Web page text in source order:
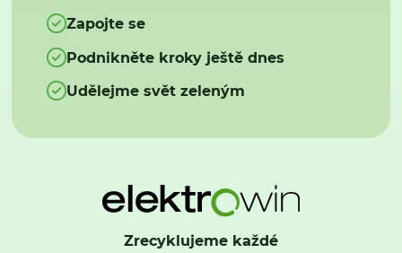
Zapojte se
Podnikněte kroky ještě dnes
Udělejme svět zeleným
Zrecyklujeme každé